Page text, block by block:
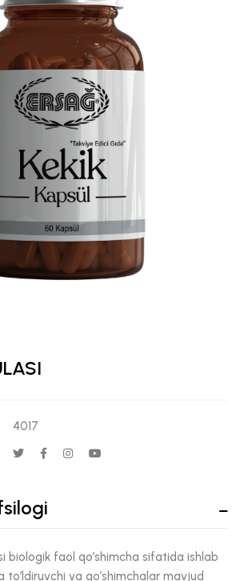
4017
biologik faol qo’shimcha sifatida ishlab
to’ldiruvchi va qo’shimchalar mavjud